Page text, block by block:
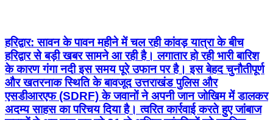
हरिद्वार: सावन के पावन महीने में चल रही कांवड़ यात्रा के बीच
हरिद्वार से बड़ी खबर सामने आ रही है। लगातार हो रही भारी बारिश
के कारण गंगा नदी इस समय पूरे उफान पर है। इस बेहद चुनौतीपूर्ण
और खतरनाक स्थिति के बावजूद उत्तराखंड पुलिस और
एसडीआरएफ (SDRF) के जवानों ने अपनी जान जोखिम में डालकर
अदम्य साहस का परिचय दिया है। त्वरित कार्रवाई करते हुए जांबाज